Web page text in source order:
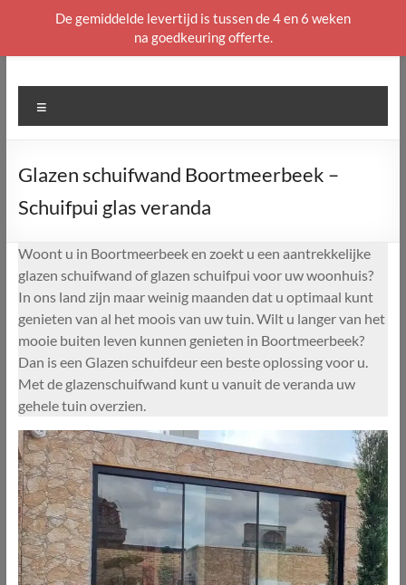
naar
Glazen schuifwand Boortmeerbeek –
Schuifpui glas veranda
Woont u in Boortmeerbeek en zoekt u een aantrekkelijke
glazen schuifwand of glazen schuifpui voor uw woonhuis?
In ons land zijn maar weinig maanden dat u optimaal kunt
genieten van al het moois van uw tuin. Wilt u langer van het
mooie buiten leven kunnen genieten in Boortmeerbeek?
Dan is een Glazen schuifdeur een beste oplossing voor u.
Met de glazenschuifwand kunt u vanuit de veranda uw
gehele tuin overzien.
De gemiddelde levertijd is tussen de 4 en 6 weken
na goedkeuring offerte.